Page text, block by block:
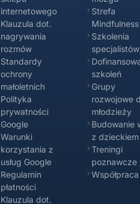
internetowego
Klauzula dot.
nagrywania
rozmów
Standardy
ochrony
małoletnich
Polityka
prywatności
Google
Warunki
korzystania z
usług Google
Regulamin
płatności
Klauzula dot.
Strefa
Mindfulness
Szkolenia
specjalistów
szkoleń
Grupy
rozwojowe
młodzieży
Budowanie
z dzieckiem
Treningi
poznawcze
Współpraca